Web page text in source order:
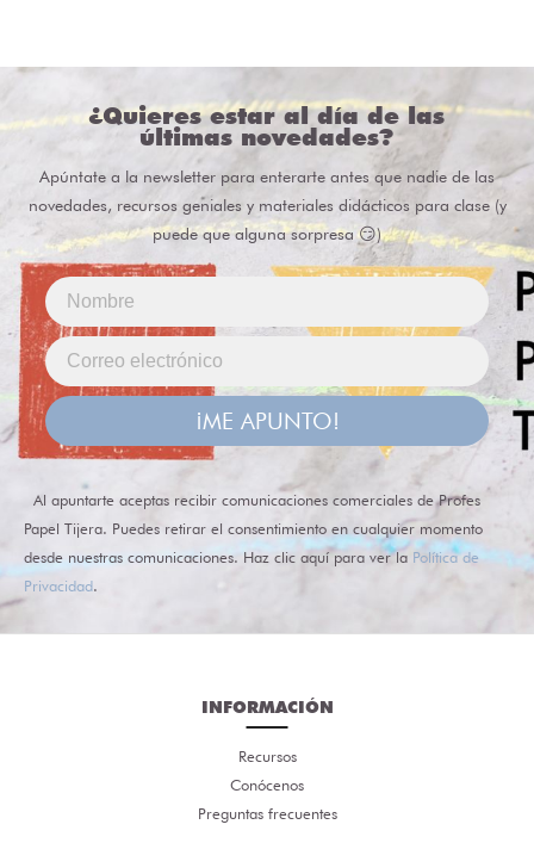
¿Quieres estar al día de las
últimas novedades?
Apúntate a la newsletter para enterarte antes que nadie de las
novedades, recursos geniales y materiales didácticos para clase (y
puede que alguna sorpresa 😏)
¡ME APUNTO!
Al apuntarte aceptas recibir comunicaciones comerciales de Profes
Papel Tijera. Puedes retirar el consentimiento en cualquier momento
desde nuestras comunicaciones. Haz clic aquí para ver la Política de
Privacidad.
INFORMACIÓN
Recursos
Conócenos
Preguntas frecuentes